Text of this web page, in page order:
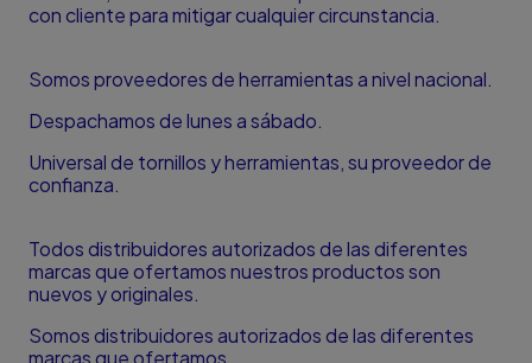
con cliente para mitigar cualquier circunstancia.
Somos proveedores de herramientas a nivel nacional.
Despachamos de lunes a sábado.
Universal de tornillos y herramientas, su proveedor de
confianza.
Todos distribuidores autorizados de las diferentes
marcas que ofertamos nuestros productos son
nuevos y originales.
Somos distribuidores autorizados de las diferentes
marcas que ofertamos